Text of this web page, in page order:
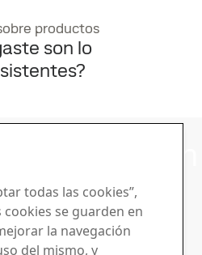
productos
son lo
de prensa
con nosotros
todas las cookies”,
se guarden en
la navegación
del mismo, y